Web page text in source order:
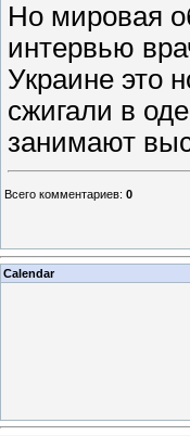
Но мировая
интервью
Украине это
сжигали в
занимают
Всего комментариев: 0
Calendar